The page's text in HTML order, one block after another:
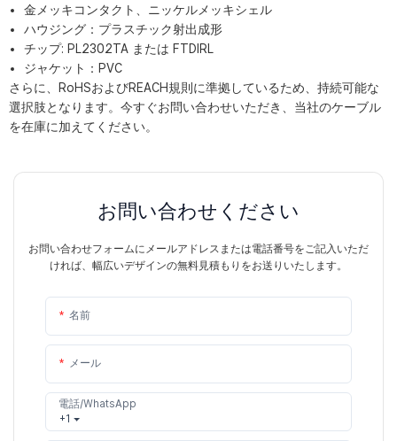
金メッキコンタクト、ニッケルメッキシェル
ハウジング：プラスチック射出成形
チップ: PL2302TA または FTDIRL
ジャケット：PVC
さらに、RoHSおよびREACH規則に準拠しているため、持続可能な
選択肢となります。今すぐお問い合わせいただき、当社のケーブル
を在庫に加えてください。
お問い合わせください
お問い合わせフォームにメールアドレスまたは電話番号をご記入いただ
ければ、幅広いデザインの無料見積もりをお送りいたします。
名前
メール
+1
電話/WhatsApp